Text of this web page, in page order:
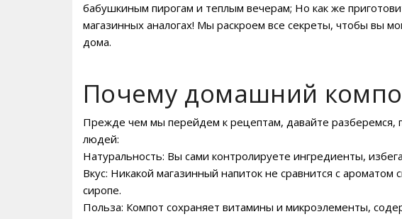
бабушкиным пирогам и теплым вечерам; Но как же
магазинных аналогах! Мы раскроем все секреты, чтобы вы
дома.
Почему домашний
Прежде чем мы перейдем к рецептам, давайте
людей:
Натуральность: Вы сами контролируете ингредиенты,
Вкус: Никакой магазинный напиток не сравнится с
сиропе.
Польза: Компот сохраняет витамины и микроэлементы,